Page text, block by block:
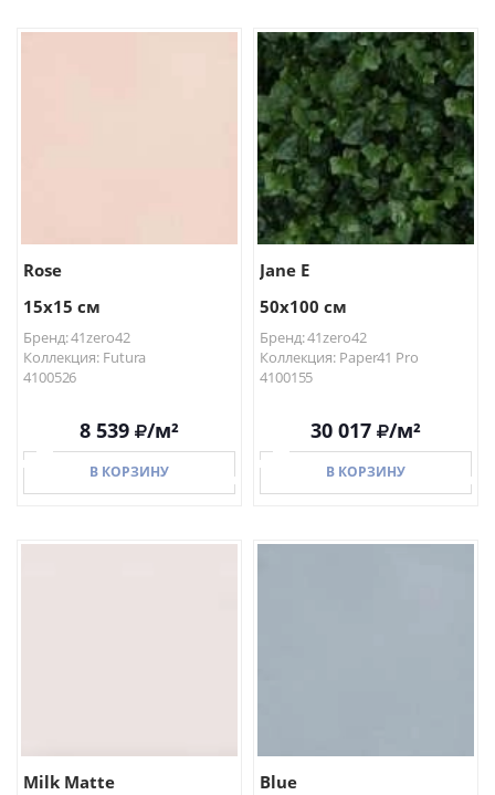
В КОРЗИНУ
Rose
15x15 см
Бренд: 41zero42
Коллекция: Futura
4100526
8 539 /м²
В КОРЗИНУ
Jane E
50x100 см
Бренд: 41zero42
Коллекция: Paper41 Pro
4100155
30 017 /м²
В КОРЗИНУ
Milk Matte
Blue